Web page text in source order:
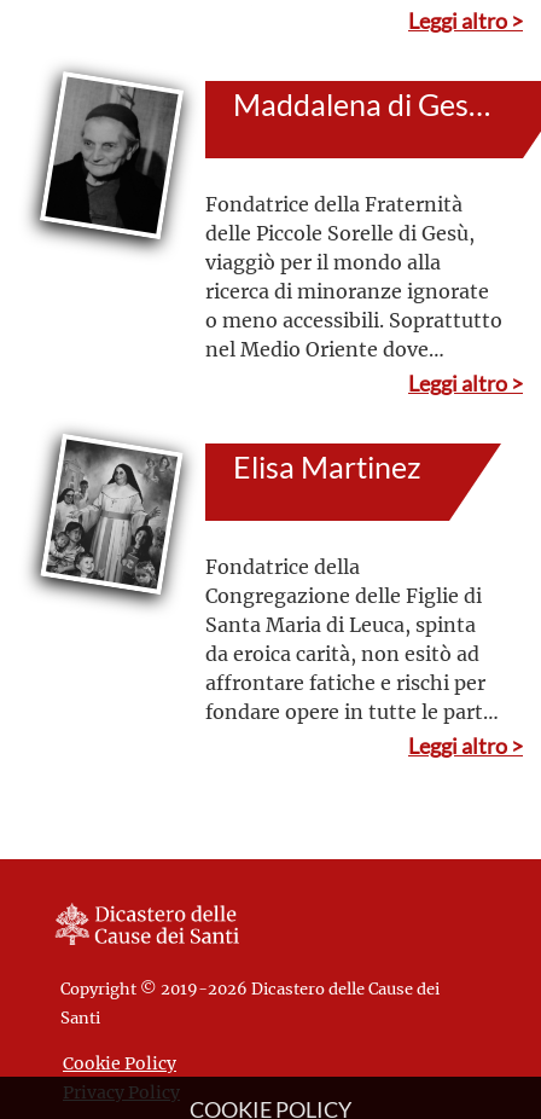
carità. Ovunque passò lasciò il
Leggi altro >
Maddalena di Gesù (al secolo: Elisabetta Maria Maddalena Hutin)
Fondatrice della Fraternità
delle Piccole Sorelle di Gesù,
viaggiò per il mondo alla
ricerca di minoranze ignorate
o meno accessibili. Soprattutto
nel Medio Oriente dove
incoraggiò a impegnarsi
dell’eucaristia il centro della
Leggi altro >
Elisa Martinez
Fondatrice della
Congregazione delle Figlie di
Santa Maria di Leuca, spinta
da eroica carità, non esitò ad
affrontare fatiche e rischi per
fondare opere in tutte le parti
del mondo. La sua unicaLeggi altro >
Copyright © 2019-2026 Dicastero delle Cause dei
Santi
Cookie Policy
Privacy Policy
COOKIE POLICY